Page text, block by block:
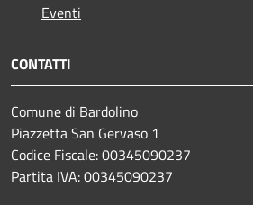
Eventi
CONTATTI
Comune di Bardolino
Piazzetta San Gervaso 1
Codice Fiscale: 00345090237
Partita IVA: 00345090237